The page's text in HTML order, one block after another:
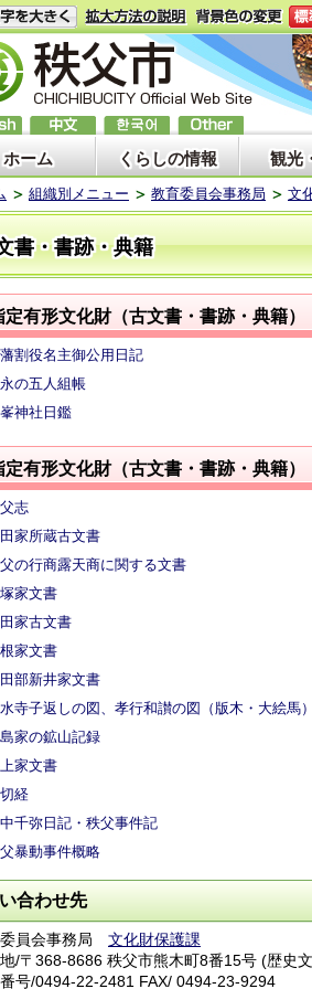
ホーム くらしの情報 観光
組織別メニュー 教育委員会事務局 文
書・書跡・典籍
定有形文化財（古文書・書跡・典籍）
割役名主御公用日記
の五人組帳
神社日鑑
定有形文化財（古文書・書跡・典籍）
志
家所蔵古文書
の行商露天商に関する文書
家文書
家古文書
家文書
部新井家文書
寺子返しの図、孝行和讃の図（版木・大絵馬）
家の鉱山記録
家文書
経
千弥日記・秩父事件記
暴動事件概略
合わせ先
員会事務局 文化財保護課
/〒368-8686 秩父市熊木町8番15号 (歴史
号/0494-22-2481 FAX/ 0494-23-9294